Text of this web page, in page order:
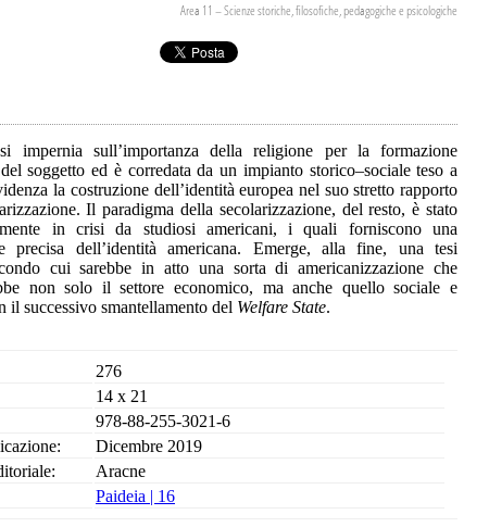
Area 11 – Scienze storiche, filosofiche, pedagogiche e psicologiche
impernia sull’importanza della religione per la formazione
soggetto ed è corredata da un impianto storico–sociale teso a
la costruzione dell’identità europea nel suo stretto rapporto
Il paradigma della secolarizzazione, del resto, è stato
in crisi da studiosi americani, i quali forniscono una
precisa dell’identità americana. Emerge, alla fine, una tesi
cui sarebbe in atto una sorta di americanizzazione che
non solo il settore economico, ma anche quello sociale e
il successivo smantellamento del Welfare State.
276
14 x 21
978-88-255-3021-6
Dicembre 2019
Aracne
Paideia | 16